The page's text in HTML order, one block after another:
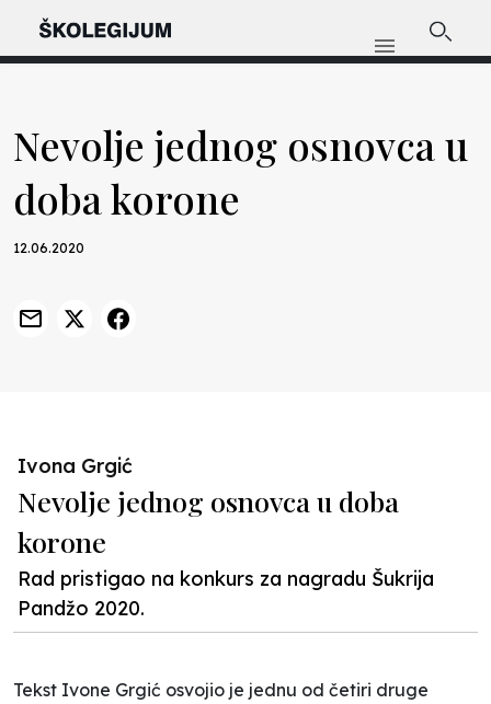
Nevolje jednog osnovca u
doba korone
12.06.2020
Ivona Grgić
Nevolje jednog osnovca u doba
korone
Rad pristigao na konkurs za nagradu Šukrija
Pandžo 2020.
Tekst Ivone Grgić osvojio je jednu od četiri druge